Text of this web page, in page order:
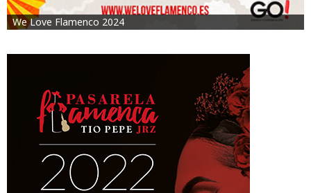
We Love Flamenco 2024